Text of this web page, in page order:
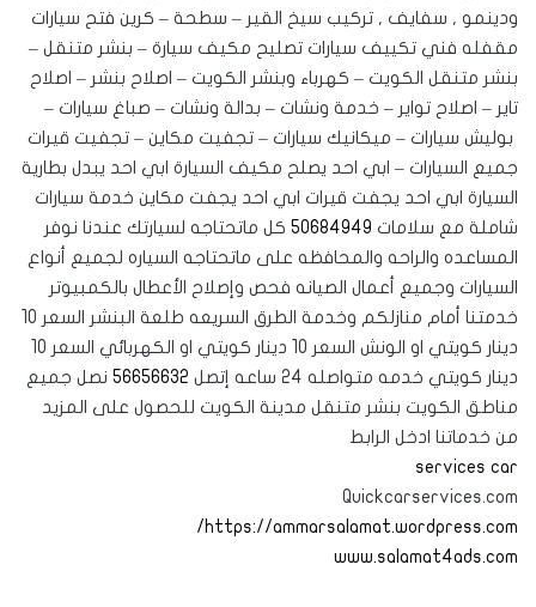
ودينمو , سفايف , تركيب سيخ القير – سطحة – كرين فتح سيارات
مقفله فني تكييف سيارات تصليح مكيف سيارة – بنشر متنقل –
بنشر متنقل الكويت – كهرباء وبنشر الكويت – اصلاح بنشر – اصلاح
تاير – اصلاح تواير – خدمة ونشات – بدالة ونشات – صباغ سيارات –
بوليش سيارات – ميكانيك سيارات – تجفيت مكاين – تجفيت قيرات
جميع السيارات – ابي احد يصلح مكيف السيارة ابي احد يبدل بطارية
السيارة ابي احد يجفت قيرات ابي احد يجفت مكاين خدمة سيارات
شاملة مع سلامات 50684949 كل ماتحتاجه لسيارتك عندنا نوفر
المساعده والراحه والمحافظه على ماتحتاجه السياره لجميع أنواع
السيارات وجميع أعمال الصيانه فحص وإصلاح الأعطال بالكمبيوتر
خدمتنا أمام منازلكم وخدمة الطرق السريعه طلعة البنشر السعر 10
دينار كويتي او الونش السعر 10 دينار كويتي او الكهربائي السعر 10
دينار كويتي خدمه متواصله 24 ساعه إتصل
56656632 نصل جميع
مناطق الكويت بنشر متنقل مدينة الكويت للحصول على المزيد
من خدماتنا ادخل الرابط
services car
Quickcarservices.com
https://ammarsalamat.wordpress.com/
www.salamat4ads.com